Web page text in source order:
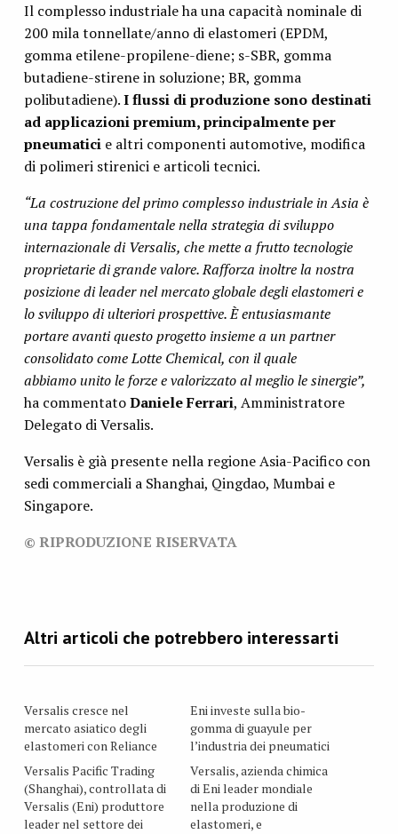
Il complesso industriale ha una capacità nominale di
200 mila tonnellate/anno di elastomeri (EPDM,
gomma etilene-propilene-diene; s-SBR, gomma
butadiene-stirene in soluzione; BR, gomma
polibutadiene).I flussi di produzione sono destinati
ad applicazioni premium, principalmente per
pneumaticie altri componenti automotive, modifica
di polimeri stirenici e articoli tecnici.
“La costruzione del primo complesso industriale in Asia è
una tappa fondamentale nella strategia di sviluppo
internazionale di Versalis, che mette a frutto tecnologie
proprietarie di grande valore. Rafforza inoltre la nostra
posizione di leader nel mercato globale degli elastomeri e
lo sviluppo di ulteriori prospettive. È entusiasmante
portare avanti questo progetto insieme a un partner
consolidato come Lotte Chemical, con il quale
abbiamo unito le forze e valorizzato al meglio le sinergie”,
ha commentatoDaniele Ferrari, Amministratore
Delegato di Versalis.
Versalis è già presente nella regione Asia-Pacifico con
sedi commerciali a Shanghai, Qingdao, Mumbai e
Singapore.
© RIPRODUZIONE RISERVATA
Versalis cresce nel
mercato asiatico degli
elastomeri con Reliance
Versalis Pacific Trading
(Shanghai), controllata di
Versalis (Eni) produttore
leader nel settore dei
Eni investe sulla bio-
gomma di guayule per
l’industria dei pneumatici
Versalis, azienda chimica
di Eni leader mondiale
nella produzione di
elastomeri, e